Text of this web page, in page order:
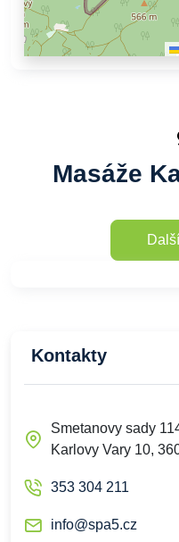
Masáže
Kontakty
Smetanovy sady
Karlovy Vary 10,
353 304 211
info@spa5.cz